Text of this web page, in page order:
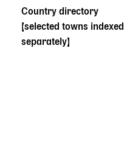
Country directory
[selected towns indexed
separately]